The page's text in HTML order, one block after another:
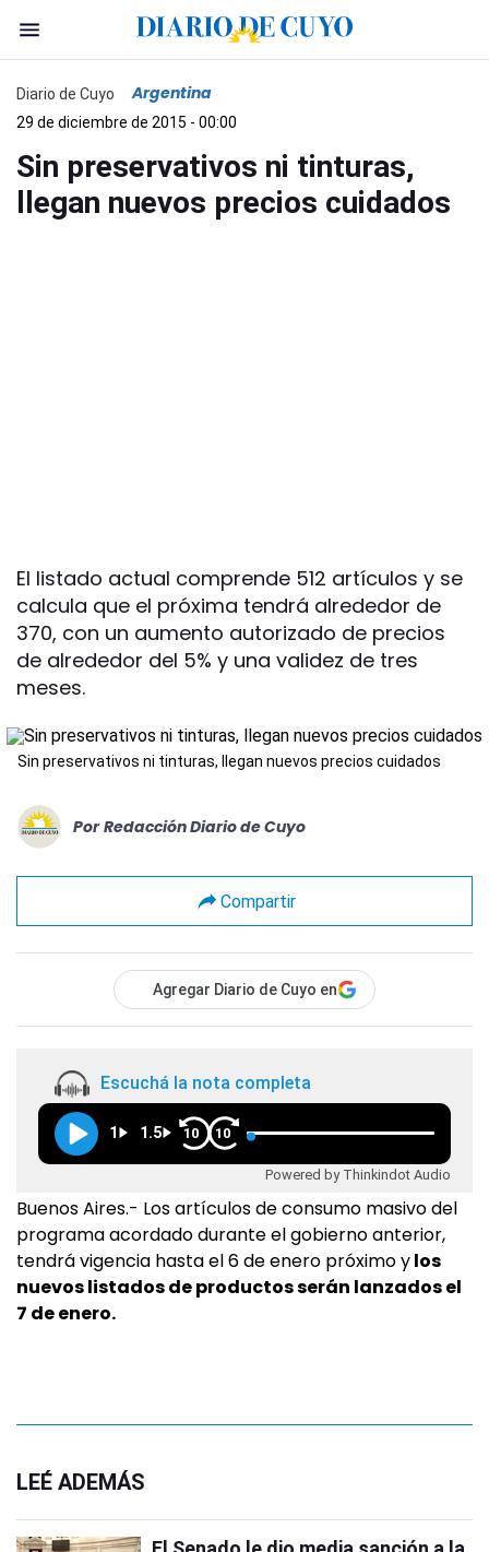
Diario de Cuyo Argentina
29 de diciembre de 2015 - 00:00
Sin preservativos ni tinturas,
llegan nuevos precios cuidados
El listado actual comprende 512 artículos y se
calcula que el próxima tendrá alrededor de
370, con un aumento autorizado de precios
de alrededor del 5% y una validez de tres
meses.
Sin preservativos ni tinturas, llegan nuevos precios cuidados
Por Redacción Diario de Cuyo
Compartir
Agregar Diario de Cuyo en
Escuchá la nota completa
1 1.5 10 10
Powered by Thinkindot Audio
Buenos Aires.- Los artículos de consumo masivo del
programa acordado durante el gobierno anterior,
tendrá vigencia hasta el 6 de enero próximo ylos
nuevos listados de productos serán lanzados el
7 de enero.
LEÉ ADEMÁS